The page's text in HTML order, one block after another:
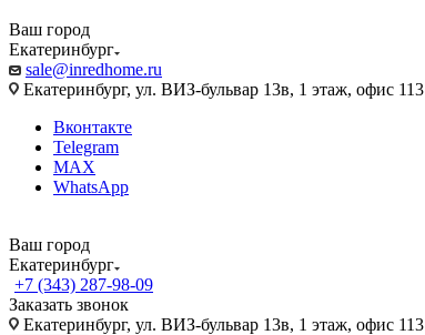
Ваш город
Екатеринбург
sale@inredhome.ru
Екатеринбург, ул. ВИЗ-бульвар 13в, 1 этаж, офис 113
Вконтакте
Telegram
MAX
WhatsApp
Ваш город
Екатеринбург
+7 (343) 287-98-09
Заказать звонок
Екатеринбург, ул. ВИЗ-бульвар 13в, 1 этаж, офис 113